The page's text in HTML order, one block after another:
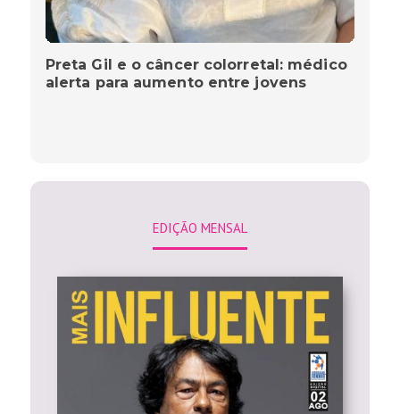
Preta Gil e o câncer colorretal: médico
alerta para aumento entre jovens
EDIÇÃO MENSAL